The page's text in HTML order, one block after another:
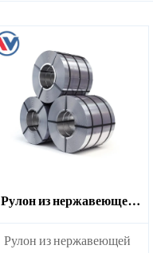
Рулон из нержавеющей
​Рулон из нержавеющей